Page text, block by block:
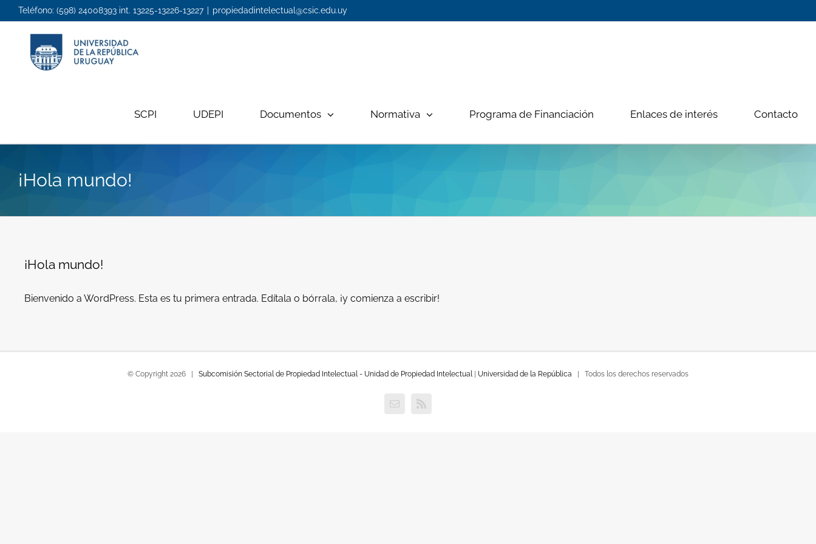
Teléfono: (598) 24008393 int. 13225-13226-13227 propiedadintelectual@csic.edu.uy
SCPI UDEPI Documentos Normativa Programa de Financiación Enlaces de interés Contacto
¡Hola mundo!
¡Hola mundo!
Bienvenido a WordPress. Esta es tu primera entrada. Edítala o bórrala, ¡y comienza a escribir!
© Copyright 2026 | Subcomisión Sectorial de Propiedad Intelectual - Unidad de Propiedad Intelectual| Universidad de la República | Todos los derechos reservados
Email